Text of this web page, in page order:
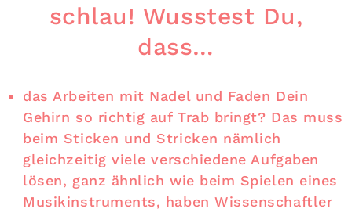
schlau! Wusstest Du,
dass…
das Arbeiten mit Nadel und Faden Dein
Gehirn so richtig auf Trab bringt? Das muss
beim Sticken und Stricken nämlich
gleichzeitig viele verschiedene Aufgaben
lösen, ganz ähnlich wie beim Spielen eines
Musikinstruments, haben Wissenschaftler